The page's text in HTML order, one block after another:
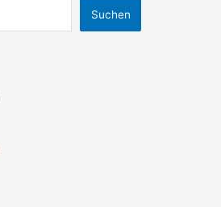
Suchen